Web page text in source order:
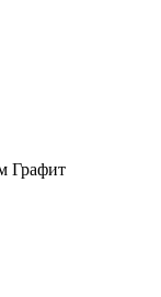
Графит